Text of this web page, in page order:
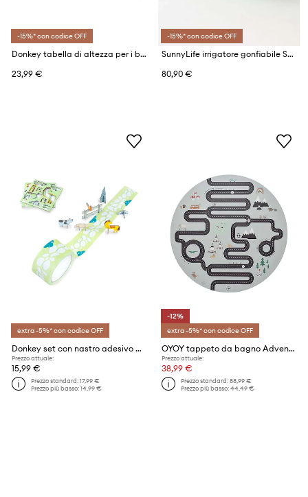
-15%* con codice OFF
Donkey tabella di altezza per i bambini Kids Life Meter
23,99 €
-15%* con codice OFF
SunnyLife irrigatore gonfiabile Shark Tribe
80,90 €
extra -5%* con codice OFF
Donkey set con nastro adesivo My first Farm
Prezzo attuale:
15,99 €
Prezzo standard:17,99 €
Prezzo più basso:14,99 €
-12%
extra -5%* con codice OFF
OYOY tappeto da bagno Adventure Chair & Playmat
Prezzo attuale:
38,99 €
Prezzo standard:88,99 €
Prezzo più basso:44,49 €